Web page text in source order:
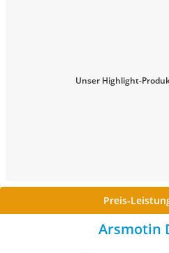
Unser Highlight-
Preis-
Arsmotin